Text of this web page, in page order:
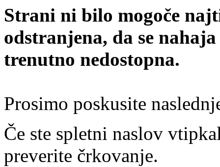
Strani ni bilo mogoče
odstranjena, da se
trenutno nedostopna.
Prosimo poskusite
Če ste spletni naslov
preverite črkovanje.